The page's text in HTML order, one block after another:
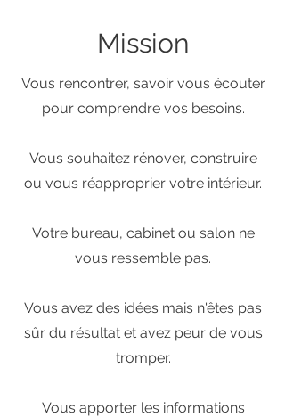
Mission
Vous rencontrer, savoir vous écouter
pour comprendre vos besoins.
Vous souhaitez rénover, construire
ou vous réapproprier votre intérieur.
Votre bureau, cabinet ou salon ne
vous ressemble pas.
Vous avez des idées mais n'êtes pas
sûr du résultat et avez peur de vous
tromper.
Vous apporter les informations